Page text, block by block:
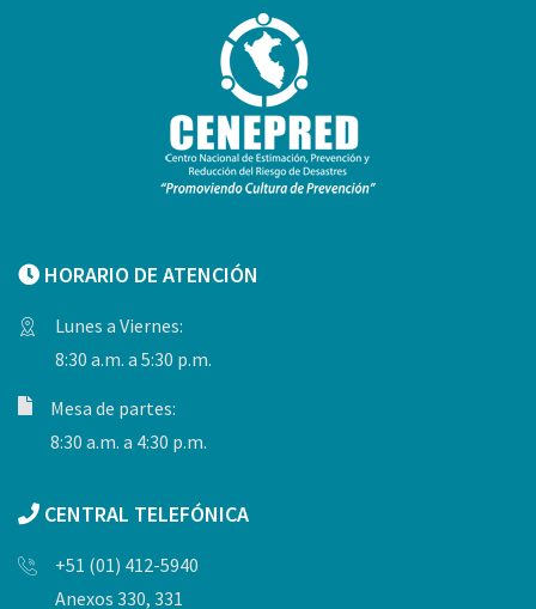
HORARIO DE ATENCIÓN
Lunes a Viernes:
8:30 a.m. a 5:30 p.m.
Mesa de partes:
8:30 a.m. a 4:30 p.m.
CENTRAL TELEFÓNICA
+51 (01) 412-5940
Anexos 330, 331